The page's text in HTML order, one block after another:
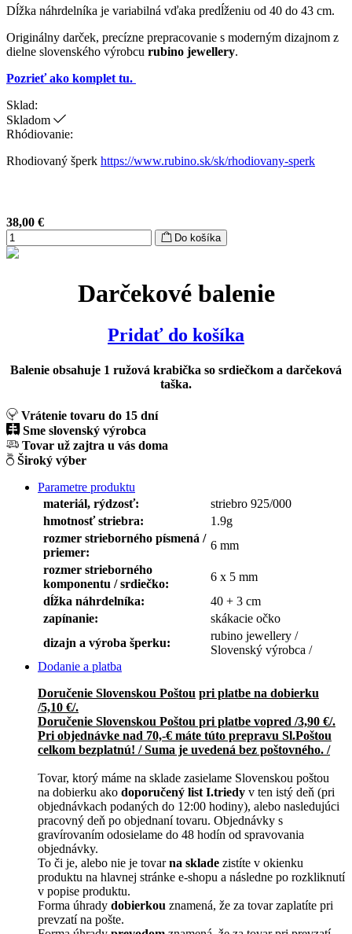
Dĺžka náhrdelníka je variabilná vďaka predĺženiu od 40 do 43 cm.
Originálny darček, precízne prepracovanie s moderným dizajnom z
dielne slovenského výrobcu rubino jewellery.
Pozrieť ako komplet tu.
Sklad:
Skladom
Rhódiovanie:
Rhodiovaný šperk https://www.rubino.sk/sk/rhodiovany-sperk
38,00 €
Do košíka
Darčekové balenie
Pridať do košíka
Balenie obsahuje 1 ružová krabička so srdiečkom a darčeková
taška.
Vrátenie tovaru do 15 dní
Sme slovenský výrobca
Tovar už zajtra u vás doma
Široký výber
Parametre produktu
materiál, rýdzosť:
striebro 925/000
hmotnosť striebra:
1.9g
rozmer strieborného písmená /
priemer:
6 mm
rozmer strieborného
komponentu / srdiečko:
6 x 5 mm
dĺžka náhrdelníka:
40 + 3 cm
zapínanie:
skákacie očko
dizajn a výroba šperku:
rubino jewellery /
Slovenský výrobca /
Dodanie a platba
Doručenie Slovenskou Poštou pri platbe na dobierku
/5,10 €/.
Doručenie Slovenskou Poštou pri platbe vopred /3,90 €/.
Pri objednávke nad 70,-€ máte túto prepravu Sl.Poštou
celkom bezplatnú! / Suma je uvedená bez poštovného. /
Tovar, ktorý máme na sklade zasielame Slovenskou poštou
na dobierku ako doporučený list I.triedy v ten istý deň (pri
objednávkach podaných do 12:00 hodiny), alebo nasledujúci
pracovný deň po objednaní tovaru. Objednávky s
gravírovaním odosielame do 48 hodín od spravovania
objednávky.
To či je, alebo nie je tovarna sklade zistíte v okienku
produktu na hlavnej stránke e-shopu a následne po rozkliknutí
v popise produktu.
Forma úhrady dobierkou znamená, že za tovar zaplatíte pri
prevzatí na pošte.